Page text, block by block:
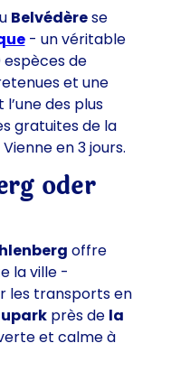
Belvédèrese
(S’ouvre dans un
- un véritable
espèces de
et une
des plus
gratuites de la
en 3 jours.
oder
offre
la ville -
les transports en
près de la
et calme à